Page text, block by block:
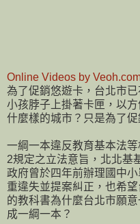
Online Videos by
為了促銷悠遊卡，台北市
小孩脖子上掛著卡匣，以
什麼樣的城市？只是為了
一綱一本違反教育基本法
2規定之立法意旨，北北基
政府曾於四年前辦理國中
重違失並提案糾正，也希
的教科書為什麼台北市願
成一綱一本？